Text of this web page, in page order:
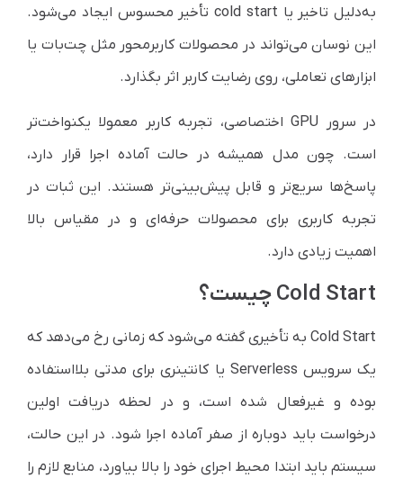
به‌دلیل تاخیر یا cold start تأخیر محسوس ایجاد می‌شود.
این نوسان می‌تواند در محصولات کاربرمحور مثل چت‌بات یا
ابزارهای تعاملی، روی رضایت کاربر اثر بگذارد.
در سرور GPU اختصاصی، تجربه کاربر معمولا یکنواخت‌تر
است. چون مدل همیشه در حالت آماده اجرا قرار دارد،
پاسخ‌ها سریع‌تر و قابل پیش‌بینی‌تر هستند. این ثبات در
تجربه کاربری برای محصولات حرفه‌ای و در مقیاس بالا
اهمیت زیادی دارد.
Cold Start چیست؟
Cold Start به تأخیری گفته می‌شود که زمانی رخ می‌دهد که
یک سرویس Serverless یا کانتینری برای مدتی بلااستفاده
بوده و غیرفعال شده است، و در لحظه دریافت اولین
درخواست باید دوباره از صفر آماده اجرا شود. در این حالت،
سیستم باید ابتدا محیط اجرای خود را بالا بیاورد، منابع لازم را